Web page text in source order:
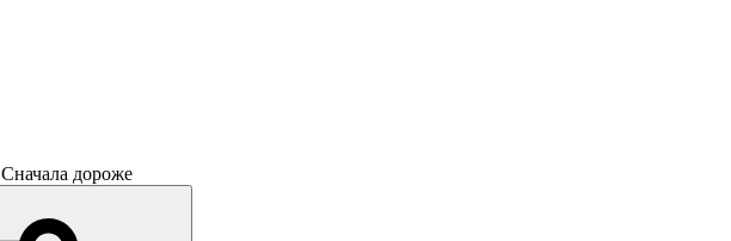
Сначала дороже